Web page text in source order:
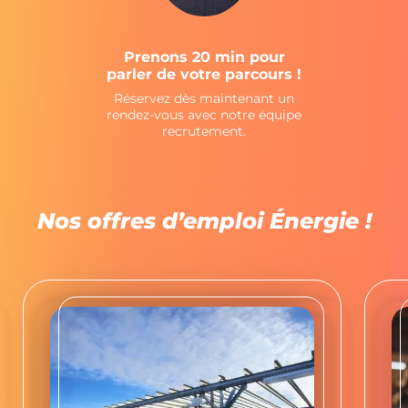
Prenons 20 min pour
parler de votre parcours !
Réservez dès maintenant un
rendez-vous avec notre équipe
recrutement.
Nos offres d’emploi Énergie !
BONJOUR MADECA !
Je suis client(e)